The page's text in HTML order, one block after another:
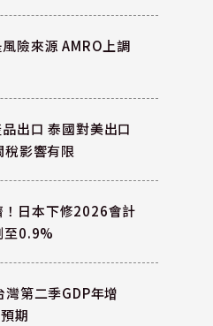
險來源 AMRO上調
出口 泰國對美出口
影響有限
日本下修2026會計
至0.9%
第二季GDP年增
期